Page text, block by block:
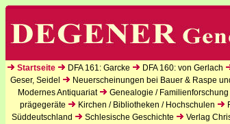
Startseite DFA 161: Garcke DFA 160: von Gerlach
Geser, Seidel
Neuerscheinungen bei Bauer & Raspe
Modernes Antiquariat
Genealogie / Familienforschung
prägegeräte
Kirchen / Bibliotheken / Hochschulen
Süddeutschland
Schlesische Geschichte Verlag